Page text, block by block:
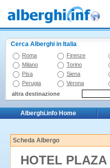
Cerca Alberghi in Italia
Roma Firenze
Milano
Torino
Pisa
Siena
Perugia
Verona
altra destinazione
Alberghi.info Home
Scheda Albergo
HOTEL PLAZA